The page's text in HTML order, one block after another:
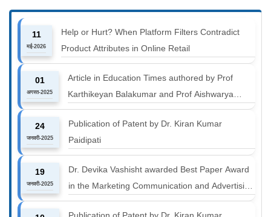
11
मई-2026
Help or Hurt? When Platform Filters Contradict
Product Attributes in Online Retail
01
अगस्त-2025
Article in Education Times authored by Prof
Karthikeyan Balakumar and Prof Aishwarya
Harichandan titled "B-schools must align with the
industry shift or risk leaving graduates stranded
24
जनवरी-2025
Publication of Patent by Dr. Kiran Kumar
Paidipati
19
जनवरी-2025
Dr. Devika Vashisht awarded Best Paper Award
in the Marketing Communication and Advertising
track at MICA ICMC 2025 conference
Publication of Patent by Dr. Kiran Kumar